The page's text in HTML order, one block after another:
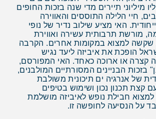
מיליוני תיירים מדי שנה בזכות החופים
חיי הלילה התוססים והאווירה
האי מציע שילוב נדיר של נופי
מורשת תרבותית עשירה ואווירת
למצוא במקומות אחרים. הקרבה
הופכת את איביזה ליעד נגיש
קצרה או ארוכה כאחד. האי המפורסם,
בזכות הבניינים המסורתיים המולבנים,
של אנרגיה ים תיכונית משולבת
קצת תכנון נכון ושימוש בטיפים
למצוא חבילת נופש לאיביזה מושלמת
על הנסיעה לחופשה זו.